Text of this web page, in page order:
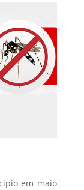
em maio